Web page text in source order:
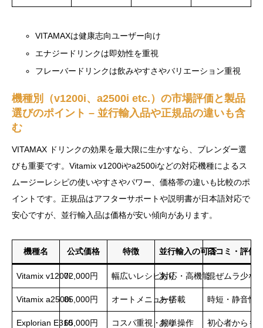
VITAMAXは健康志向ユーザー向け
エナジードリンクは即効性を重視
フレーバードリンクは飲みやすさやバリエーション重視
機種別（v1200i、a2500i etc.）の市場評価と製品
選びのポイント – 並行輸入品や正規品の違いも含
む
VITAMAX ドリンクの効果を最大限に生かすなら、ブレンダー選
びも重要です。Vitamix v1200iやa2500iなどの対応機種によるス
ムージーレシピの使いやすさやパワー、価格帯の違いも比較のポ
イントです。正規品はアフターサポートや説明書が日本語対応で
安心ですが、並行輸入品は価格が安い傾向があります。
機種名 公式価格 特徴 並行輸入の可否口コミ・評価
Vitamix v1200i72,000円 幅広いレシピ対応・高機能
あり 混ぜムラ少な
Vitamix a2500i85,000円 オートメニュー搭載
あり 時短・静音性
Explorian E31065,000円 コスパ重視・簡単操作
あり 初心者からも